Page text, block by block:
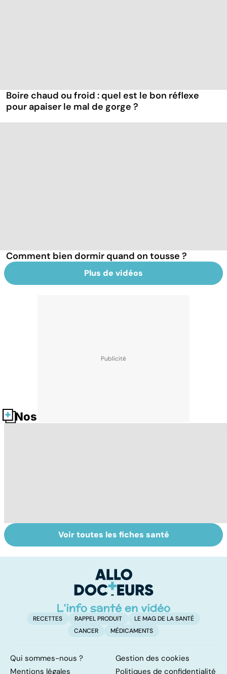
Boire chaud ou froid : quel est le bon réflexe
pour apaiser le mal de gorge ?
Comment bien dormir quand on tousse ?
Plus de vidéos
Nos fiches santé
Tout savoir sur
les infections
Comment tenir
ses bonnes
Voir toutes les fiches santé
RECETTES RAPPEL PRODUIT
LE MAG DE LA SANTÉ
CANCER
MÉDICAMENTS
Qui sommes-nous ?
Gestion des cookies
Mentions légales
Politiques de confidentialité